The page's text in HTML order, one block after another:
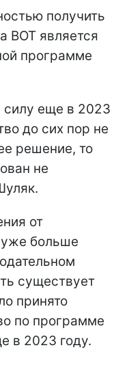
получить
ВОТ является
программе
силу еще в 2023
до сих пор не
решение, то
не
от
больше
существует
принято
по программе
в 2023 году.